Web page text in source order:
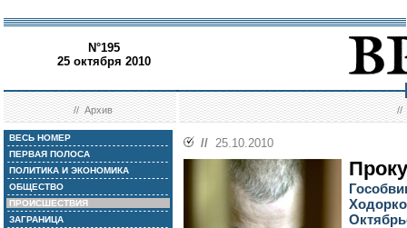
N°195
25 октября 2010
//Архив //
ВЕСЬ НОМЕР
ПЕРВАЯ ПОЛОСА
ПОЛИТИКА И ЭКОНОМИКА
ОБЩЕСТВО
ПРОИСШЕСТВИЯ
ЗАГРАНИЦА
// 25.10.2010